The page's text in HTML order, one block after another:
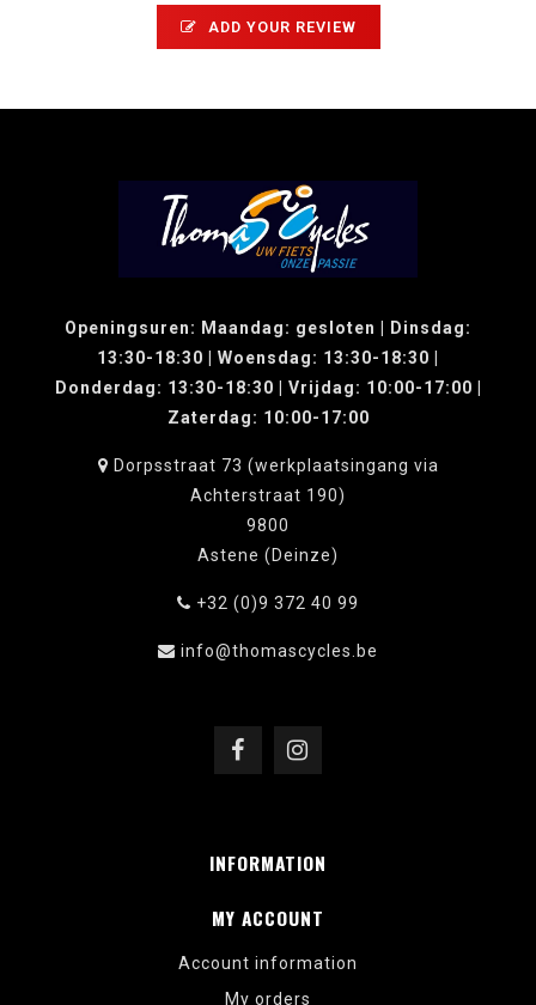
ADD YOUR REVIEW
Openingsuren: Maandag: gesloten | Dinsdag:
13:30-18:30 | Woensdag: 13:30-18:30 |
Donderdag: 13:30-18:30 | Vrijdag: 10:00-17:00 |
Zaterdag: 10:00-17:00
Dorpsstraat 73 (werkplaatsingang via
Achterstraat 190)
9800
Astene (Deinze)
+32 (0)9 372 40 99
info@thomascycles.be
INFORMATION
MY ACCOUNT
Account information
My orders